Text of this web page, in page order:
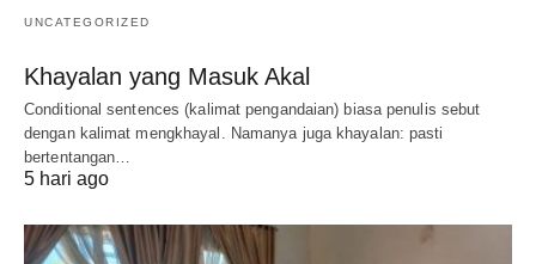
UNCATEGORIZED
Khayalan yang Masuk Akal
Conditional sentences (kalimat pengandaian) biasa penulis sebut
dengan kalimat mengkhayal. Namanya juga khayalan: pasti
bertentangan…
5 hari ago